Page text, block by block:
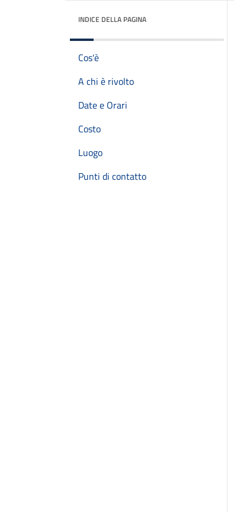
INDICE DELLA PAGINA
Cos'è
A chi è rivolto
Date e Orari
Costo
Luogo
Punti di contatto